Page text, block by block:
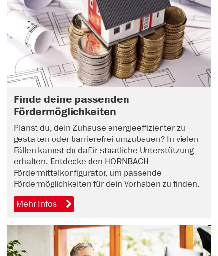
Finde deine passenden
Fördermöglichkeiten
Planst du, dein Zuhause energieeffizienter zu
gestalten oder barrierefrei umzubauen? In vielen
Fällen kannst du dafür staatliche Unterstützung
erhalten. Entdecke den HORNBACH
Fördermittelkonfigurator, um passende
Fördermöglichkeiten für dein Vorhaben zu finden.
Mehr Infos